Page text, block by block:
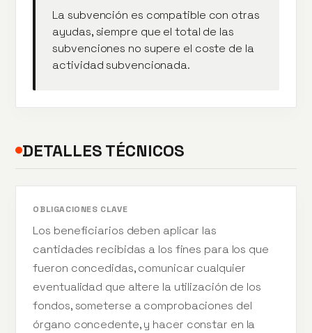
La subvención es compatible con otras
ayudas, siempre que el total de las
subvenciones no supere el coste de la
actividad subvencionada.
DETALLES TÉCNICOS
OBLIGACIONES CLAVE
Los beneficiarios deben aplicar las
cantidades recibidas a los fines para los que
fueron concedidas, comunicar cualquier
eventualidad que altere la utilización de los
fondos, someterse a comprobaciones del
órgano concedente, y hacer constar en la